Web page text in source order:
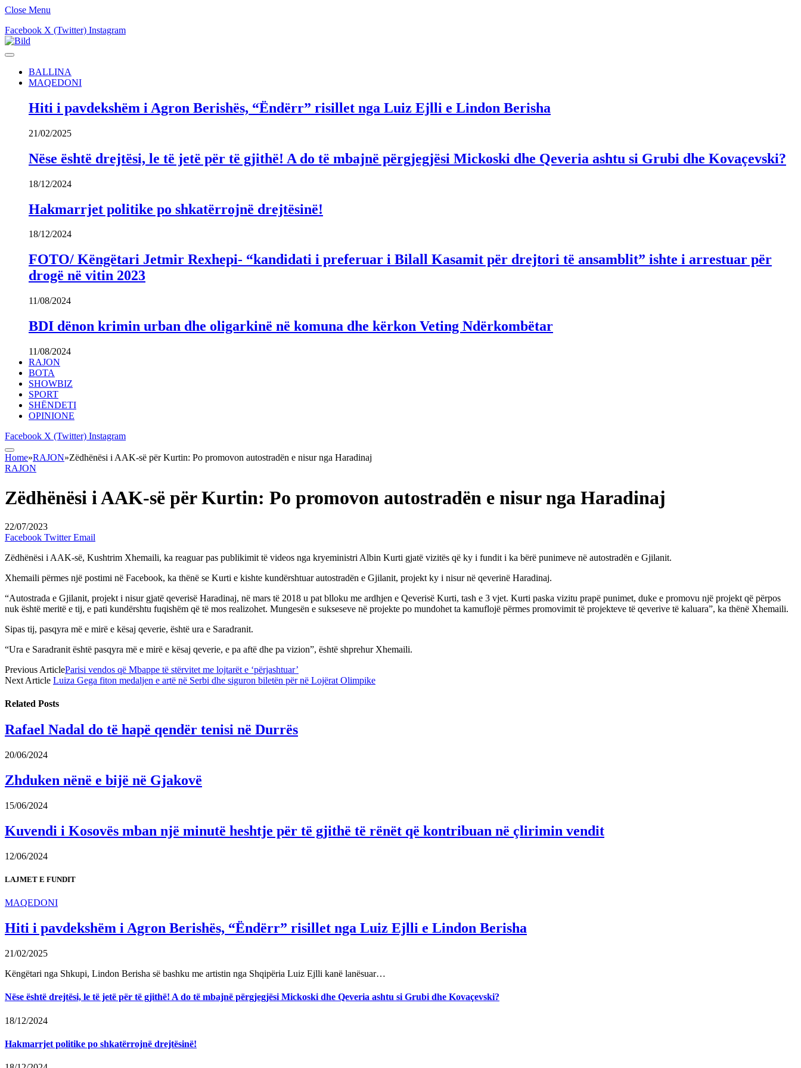
Close Menu
Facebook X (Twitter) Instagram
BALLINA
MAQEDONI
Hiti i pavdekshëm i Agron Berishës, “Ëndërr” risillet nga Luiz Ejlli e Lindon Berisha
21/02/2025
Nëse është drejtësi, le të jetë për të gjithë! A do të mbajnë përgjegjësi Mickoski dhe Qeveria ashtu si Grubi dhe Kovaçevski?
18/12/2024
Hakmarrjet politike po shkatërrojnë drejtësinë!
18/12/2024
FOTO/ Këngëtari Jetmir Rexhepi- “kandidati i preferuar i Bilall Kasamit për drejtori të ansamblit” ishte i arrestuar për
drogë në vitin 2023
11/08/2024
BDI dënon krimin urban dhe oligarkinë në komuna dhe kërkon Veting Ndërkombëtar
11/08/2024
RAJON
BOTA
SHOWBIZ
SPORT
SHËNDETI
OPINIONE
Facebook X (Twitter) Instagram
Home»RAJON»Zëdhënësi i AAK-së për Kurtin: Po promovon autostradën e nisur nga Haradinaj
RAJON
Zëdhënësi i AAK-së për Kurtin: Po promovon autostradën e nisur nga Haradinaj
22/07/2023
Facebook Twitter Email
Zëdhënësi i AAK-së, Kushtrim Xhemaili, ka reaguar pas publikimit të videos nga kryeministri Albin Kurti gjatë vizitës që ky i fundit i ka bërë punimeve në autostradën e Gjilanit.
Xhemaili përmes një postimi në Facebook, ka thënë se Kurti e kishte kundërshtuar autostradën e Gjilanit, projekt ky i nisur në qeverinë Haradinaj.
“Autostrada e Gjilanit, projekt i nisur gjatë qeverisë Haradinaj, në mars të 2018 u pat blloku me ardhjen e Qeverisë Kurti, tash e 3 vjet. Kurti paska vizitu prapë punimet, duke e promovu një projekt që përpos
nuk është meritë e tij, e pati kundërshtu fuqishëm që të mos realizohet. Mungesën e sukseseve në projekte po mundohet ta kamuflojë përmes promovimit të projekteve të qeverive të kaluara”, ka thënë Xhemaili.
Sipas tij, pasqyra më e mirë e kësaj qeverie, është ura e Saradranit.
“Ura e Saradranit është pasqyra më e mirë e kësaj qeverie, e pa aftë dhe pa vizion”, është shprehur Xhemaili.
Previous ArticleParisi vendos që Mbappe të stërvitet me lojtarët e ‘përjashtuar’
Next Article Luiza Gega fiton medaljen e artë në Serbi dhe siguron biletën për në Lojërat Olimpike
Related Posts
Rafael Nadal do të hapë qendër tenisi në Durrës
20/06/2024
Zhduken nënë e bijë në Gjakovë
15/06/2024
Kuvendi i Kosovës mban një minutë heshtje për të gjithë të rënët që kontribuan në çlirimin vendit
12/06/2024
LAJMET E FUNDIT
MAQEDONI
Hiti i pavdekshëm i Agron Berishës, “Ëndërr” risillet nga Luiz Ejlli e Lindon Berisha
21/02/2025
Këngëtari nga Shkupi, Lindon Berisha së bashku me artistin nga Shqipëria Luiz Ejlli kanë lanësuar…
Nëse është drejtësi, le të jetë për të gjithë! A do të mbajnë përgjegjësi Mickoski dhe Qeveria ashtu si Grubi dhe Kovaçevski?
18/12/2024
Hakmarrjet politike po shkatërrojnë drejtësinë!